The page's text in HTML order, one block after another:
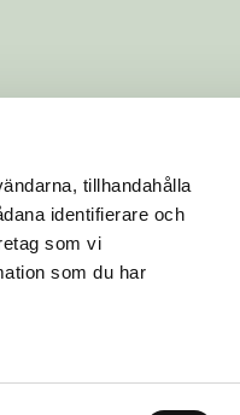
tillhandahålla
identifierare och
som vi
som du har